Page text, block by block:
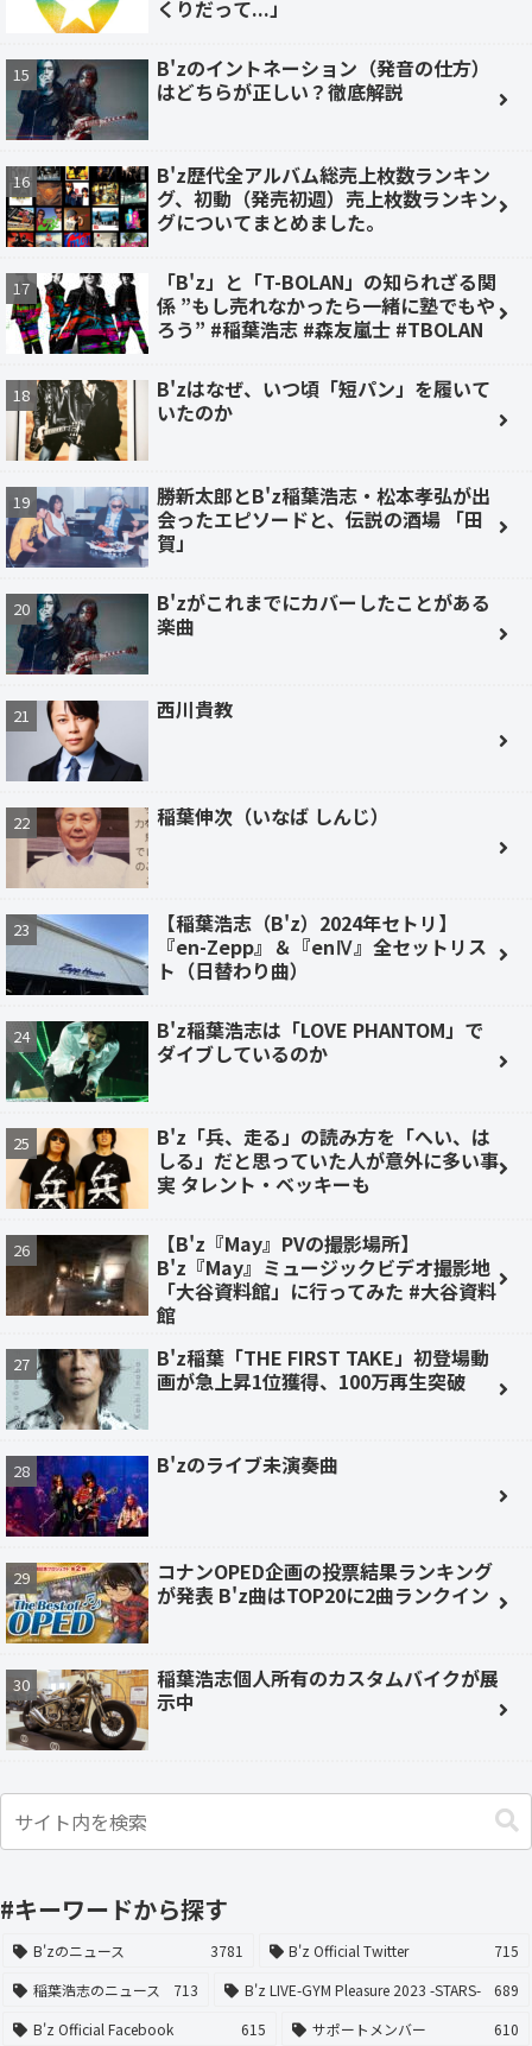
くりだって...」
B'zのイントネーション（発音の仕方）
はどちらが正しい？徹底解説
B'z歴代全アルバム総売上枚数ランキン
グ、初動（発売初週）売上枚数ランキン
グについてまとめました。
「B'z」と「T-BOLAN」の知られざる関
係 ”もし売れなかったら一緒に塾でもや
ろう” #稲葉浩志 #森友嵐士 #TBOLAN
B'zはなぜ、いつ頃「短パン」を履いて
いたのか
勝新太郎とB'z稲葉浩志・松本孝弘が出
会ったエピソードと、伝説の酒場 「田
賀」
B'zがこれまでにカバーしたことがある
楽曲
西川貴教
稲葉伸次（いなば しんじ）
【稲葉浩志（B'z）2024年セトリ】
『en-Zepp』＆『enⅣ』全セットリス
ト（日替わり曲）
B'z稲葉浩志は「LOVE PHANTOM」で
ダイブしているのか
B'z「兵、走る」の読み方を「へい、は
しる」だと思っていた人が意外に多い事
実 タレント・ベッキーも
【B'z『May』PVの撮影場所】
B'z『May』ミュージックビデオ撮影地
「大谷資料館」に行ってみた #大谷資料
館
B'z稲葉「THE FIRST TAKE」初登場動
画が急上昇1位獲得、100万再生突破
B'zのライブ未演奏曲
コナンOPED企画の投票結果ランキング
が発表 B'z曲はTOP20に2曲ランクイン
稲葉浩志個人所有のカスタムバイクが展
示中
#キーワードから探す
B'zのニュース 3781 B'z Official Twitter
715
稲葉浩志のニュース
713 B'z LIVE-GYM Pleasure 2023 -STARS-
689
B'z Official Facebook
615 サポートメンバー
610